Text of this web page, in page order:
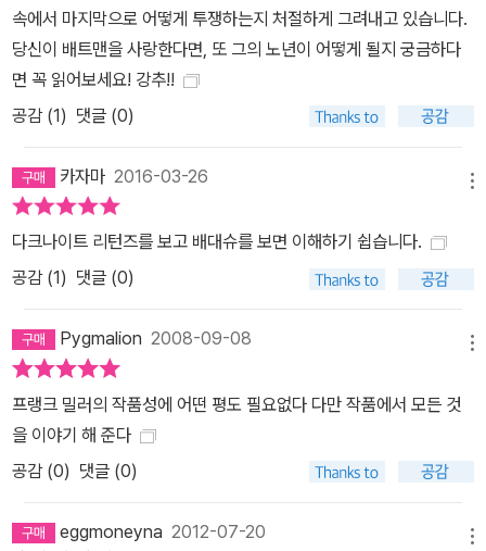
속에서 마지막으로 어떻게 투쟁하는지 처절하게 그려내고 있습니다.
당신이 배트맨을 사랑한다면, 또 그의 노년이 어떻게 될지 궁금하다
면 꼭 읽어보세요! 강추!!
공감 (1) 댓글 (0)
카자마 2016-03-26
다크나이트 리턴즈를 보고 배대슈를 보면 이해하기 쉽습니다.
공감 (1) 댓글 (0)
Pygmalion 2008-09-08
프랭크 밀러의 작품성에 어떤 평도 필요없다 다만 작품에서 모든 것
을 이야기 해 준다
공감 (0) 댓글 (0)
eggmoneyna 2012-07-20